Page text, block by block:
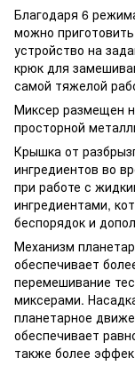
Благодаря 6
можно
устройство на
крюк для
самой тяжелой
Миксер размещен
просторной
Крышка от
ингредиентов во
при работе с
ингредиентами,
беспорядок и
Механизм
обеспечивает
перемешивание
миксерами.
планетарное
обеспечивает
также более